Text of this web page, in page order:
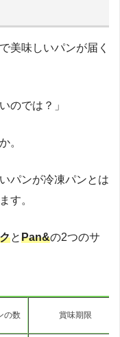
美味しいパンが届く
のでは？」
。
パンが冷凍パンとは
す。
とPan&の2つのサ
の数 賞味期限